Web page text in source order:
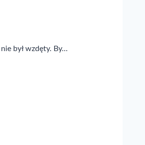
był wzdęty. By…